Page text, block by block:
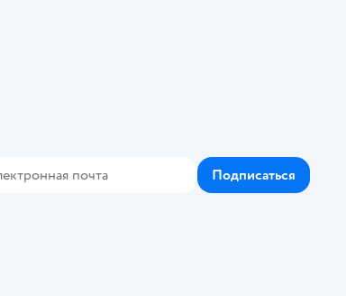
Подписаться